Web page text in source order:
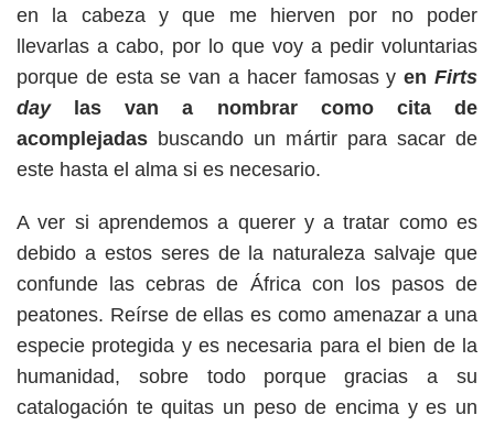
en la cabeza y que me hierven por no poder
llevarlas a cabo, por lo que voy a pedir voluntarias
porque de esta se van a hacer famosas yenFirts
daylas van a nombrar como cita de
acomplejadas buscando un mártir para sacar de
este hasta el alma si es necesario.
A ver si aprendemos a querer y a tratar como es
debido a estos seres de la naturaleza salvaje que
confunde las cebras de África con los pasos de
peatones. Reírse de ellas es como amenazar a una
especie protegida y es necesaria para el bien de la
humanidad, sobre todo porque gracias a su
catalogación te quitas un peso de encima y es un